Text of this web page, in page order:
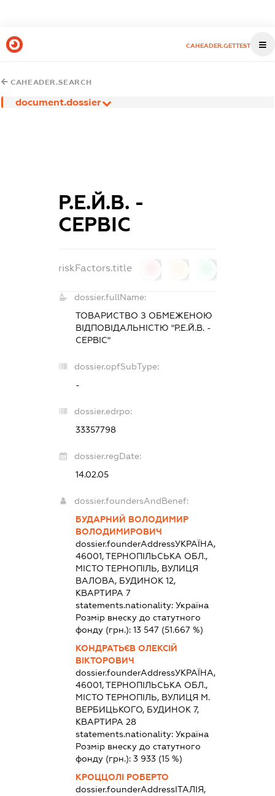
CAHEADER.GETTEST
CAHEADER.SEARCH
document.dossier
Р.Е.Й.В. -
СЕРВІС
riskFactors.title
dossier.fullName:
ТОВАРИСТВО З ОБМЕЖЕНОЮ
ВІДПОВІДАЛЬНІСТЮ "Р.Е.Й.В. -
СЕРВІС"
dossier.opfSubType:
-
dossier.edrpo:
33357798
dossier.regDate:
14.02.05
dossier.foundersAndBenef:
БУДАРНИЙ ВОЛОДИМИР
ВОЛОДИМИРОВИЧ
dossier.founderAddressУКРАЇНА,
46001, ТЕРНОПІЛЬСЬКА ОБЛ.,
МІСТО ТЕРНОПІЛЬ, ВУЛИЦЯ
ВАЛОВА, БУДИНОК 12,
КВАРТИРА 7
statements.nationality: Україна
Розмір внеску до статутного
фонду (грн.): 13 547(51.667 %)
КОНДРАТЬЄВ ОЛЕКСІЙ
ВІКТОРОВИЧ
dossier.founderAddressУКРАЇНА,
46001, ТЕРНОПІЛЬСЬКА ОБЛ.,
МІСТО ТЕРНОПІЛЬ, ВУЛИЦЯ М.
ВЕРБИЦЬКОГО, БУДИНОК 7,
КВАРТИРА 28
statements.nationality: Україна
Розмір внеску до статутного
фонду (грн.): 3 933(15 %)
КРОЦЦОЛІ РОБЕРТО
dossier.founderAddressІТАЛІЯ,